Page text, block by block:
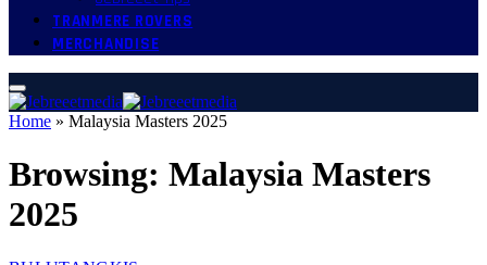
TRANMERE ROVERS
MERCHANDISE
Home » Malaysia Masters 2025
Browsing: Malaysia Masters
2025